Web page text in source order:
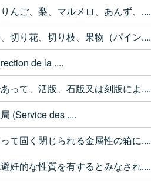
んご、梨、マルメロ、あんず、....
切り花、切り枝、果物（パイン....
de la ....
って、活版、石版又は刻版によ....
(Service des ....
て固く閉じられる金属性の箱に....
妊的な性質を有するとみなされ....